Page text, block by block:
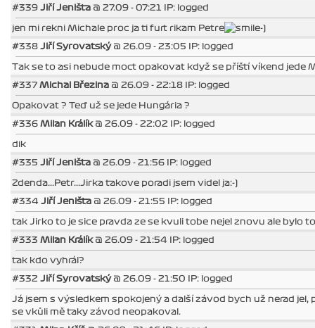
#339 Jiří Jeništa @ 27.09 - 07:21 IP: logged
jen mi rekni Michale proc ja ti furt rikam Petre -)
#338 Jiří Syrovatský@ 26.09 - 23:05 IP: logged
Tak se to asi nebude moct opakovat když se příští víkend jede
#337 Michal Březina @ 26.09 - 22:18 IP: logged
Opakovat ? Teď už se jede Hungária ?
#336 Milan Králík@ 26.09 - 22:02 IP: logged
dik
#335 Jiří Jeništa @ 26.09 - 21:56 IP: logged
Zdenda...Petr...Jirka takove poradi jsem videl ja:-)
#334 Jiří Jeništa @ 26.09 - 21:55 IP: logged
tak Jirko to je sice pravda ze se kvuli tobe nejel znovu ale bylo
#333 Milan Králík@ 26.09 - 21:54 IP: logged
tak kdo vyhrál?
#332 Jiří Syrovatský@ 26.09 - 21:50 IP: logged
Já jsem s výsledkem spokojený a další závod bych už nerad
se vkůli mě taky závod neopakoval.